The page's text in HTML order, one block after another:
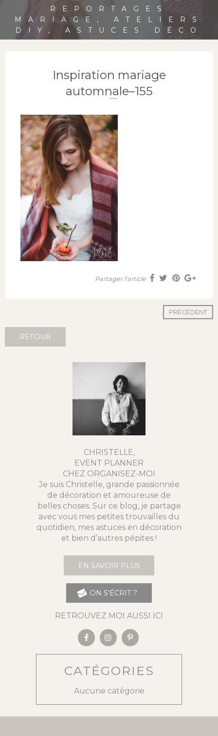
REPORTAGES
MARIAGE, ATELIERS
DIY, ASTUCES DÉCO
Inspiration mariage
automnale–155
Partager l'article
PRÉCÉDENT
RETOUR
CHRISTELLE,
EVENT PLANNER
CHEZ ORGANISEZ-MOI
Je suis Christelle, grande passionnée
de décoration et amoureuse de
belles choses. Sur ce blog, je partage
avec vous mes petites trouvailles du
quotidien, mes astuces en décoration
et bien d’autres pépites !
EN SAVOIR PLUS
ON S'ÉCRIT ?
RETROUVEZ MOI AUSSI ICI
CATÉGORIES
Aucune catégorie